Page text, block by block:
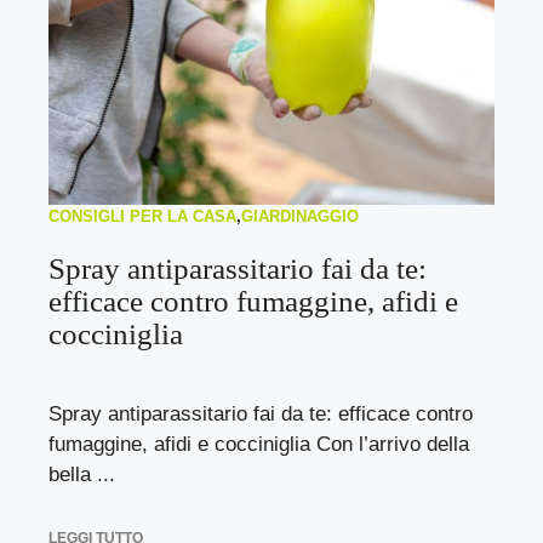
CONSIGLI PER LA CASA,GIARDINAGGIO
Spray antiparassitario fai da te:
efficace contro fumaggine, afidi e
cocciniglia
Spray antiparassitario fai da te: efficace contro
fumaggine, afidi e cocciniglia Con l’arrivo della
bella ...
LEGGI TUTTO